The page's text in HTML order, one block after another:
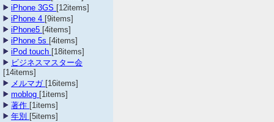
iPhone 3GS [12items]
iPhone 4 [9items]
iPhone5 [4items]
iPhone 5s [4items]
iPod touch [18items]
ビジネスマスター会
[14items]
メルマガ [16items]
moblog [1items]
著作 [1items]
年別 [5items]